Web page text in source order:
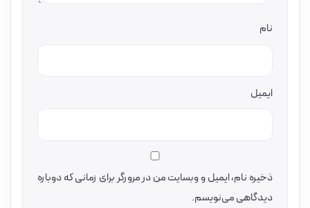
نام
ایمیل
ذخیره نام، ایمیل و وبسایت من در مرورگر برای زمانی که دوباره
دیدگاهی می‌نویسم.